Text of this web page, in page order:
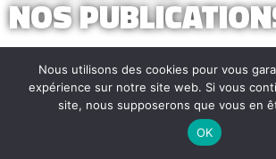
NOS
Nous utilisons des cookies pour vous
expérience sur notre site web. Si vous
site, nous supposerons que vous en
OK